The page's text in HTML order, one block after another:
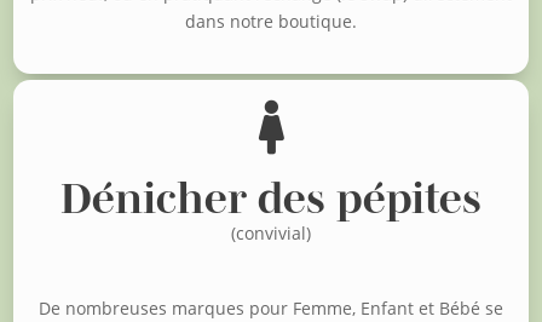
dans notre boutique.

Dénicher des pépites
(convivial)
De nombreuses marques pour Femme, Enfant et Bébé se